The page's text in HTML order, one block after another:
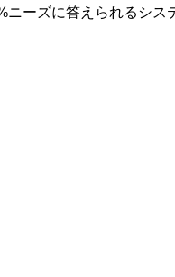
ーズに答えられるシス